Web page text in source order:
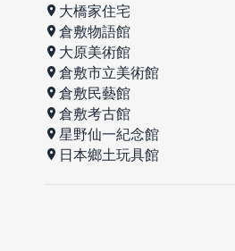
大橋家住宅
倉敷物語館
大原美術館
倉敷市立美術館
倉敷民藝館
倉敷考古館
星野仙一紀念館
日本鄉土玩具館